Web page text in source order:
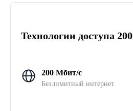
Технологии доступа 200
200 Мбит/с
Безлимитный интернет